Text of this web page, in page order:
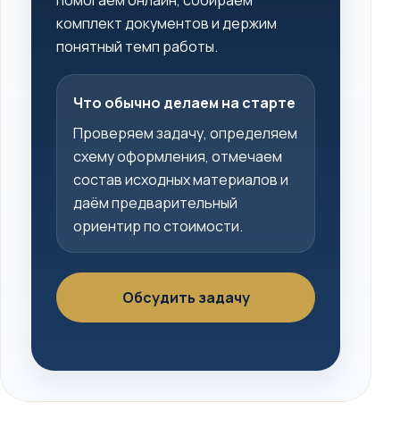
комплект документов и держим
понятный темп работы.
Что обычно делаем на старте
Проверяем задачу, определяем
схему оформления, отмечаем
состав исходных материалов и
даём предварительный
ориентир по стоимости.
Обсудить задачу